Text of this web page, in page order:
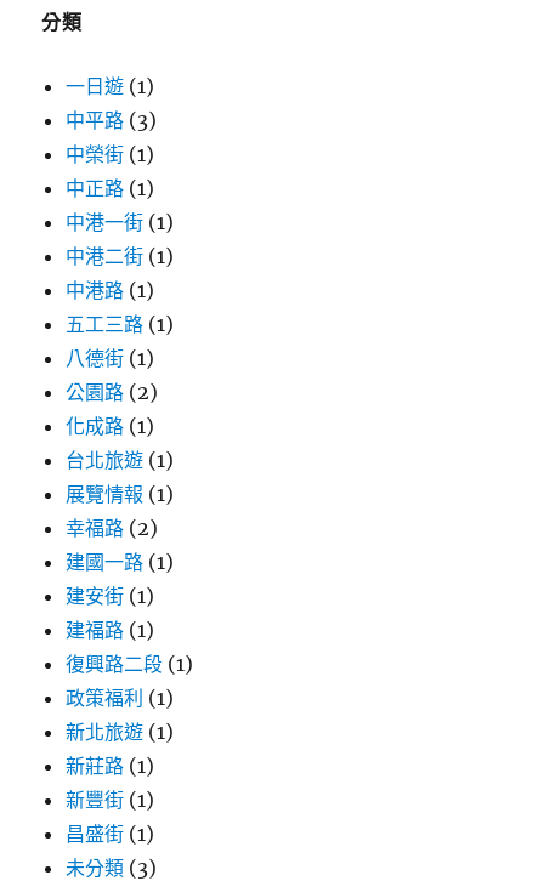
分類
一日遊 (1)
中平路 (3)
中榮街 (1)
中正路 (1)
中港一街 (1)
中港二街 (1)
中港路 (1)
五工三路 (1)
八德街 (1)
公園路 (2)
化成路 (1)
台北旅遊 (1)
展覽情報 (1)
幸福路 (2)
建國一路 (1)
建安街 (1)
建福路 (1)
復興路二段 (1)
政策福利 (1)
新北旅遊 (1)
新莊路 (1)
新豐街 (1)
昌盛街 (1)
未分類 (3)